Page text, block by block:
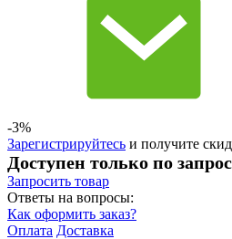
-3%
Зарегистрируйтесь и получите
Доступен только по
Запросить товар
Ответы на вопросы:
Как оформить заказ?
Оплата Доставка